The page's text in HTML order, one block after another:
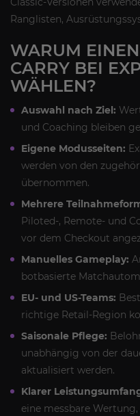
Ranglisten,
WARUM
CARRY BEI
WÄHLEN?
Auswahl nach Ziel:
und Coaching bleiben
Eigene Modusseiten:
werden von den
übernommen.
Mehrere
Piloted-, Remote- und
vor dem Checkout
Manuelles Gameplay:
botbasierte
EU- und US-Teams:
richtige Retail-Region
Saisonale Pflege:
unabhängig von der
aktualisiert werden.
Klarer
eine messbare